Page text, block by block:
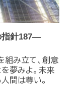
指針187―
組み立て、創意
夢みよ。未来
間は尊い。